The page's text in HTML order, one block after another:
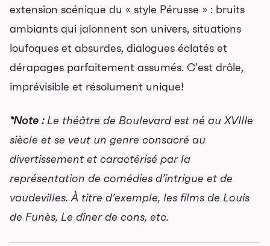
Promotions
Cartes-cadeaux
Jeunesse
Choux-Bizz
Les Mordus
Séries thématiques
Les vendredis autour du feu de
extension scénique du « style Pérusse » : bruits
ambiants qui jalonnent son univers, situations
loufoques et absurdes, dialogues éclatés et
dérapages parfaitement assumés. C’est drôle,
imprévisible et résolument unique!
*Note :Le théâtre de Boulevard est né au XVIIIe
siècle et se veut un genre consacré au
divertissement et caractérisé par la
représentation de comédies d’intrigue et de
vaudevilles. À titre d’exemple, les films de Louis
de Funès, Le dîner de cons, etc.